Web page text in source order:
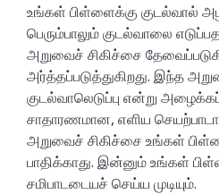
உங்கள் பிள்ளைக்கு குடல்வால்
பெரும்பாலும் குடல்வாலை
அறுவைச் சிகிச்சை
அர்த்தப்படுத்துகிறது. இந்த
குடல்வாலெடுப்பு என்று
சாதாரணமான, எளிய
அறுவைச் சிகிச்சை உங்கள்
பாதிக்காது. இன்னும் உங்கள்
சமிபாடடையச் செய்ய முடியும்.